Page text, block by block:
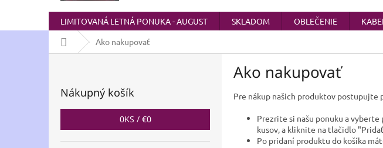
LIMITOVANÁ LETNÁ PONUKA - AUGUST SKLADOM OBLEČENIE
DomovAko nakupovať
Nákupný košík
0KS / €0
Ako nakupovať
Pre nákup našich produktov postupujte
Prezrite si našu ponuku a
kusov, a kliknite na tlačidlo
Po pridaní produktu do košíka